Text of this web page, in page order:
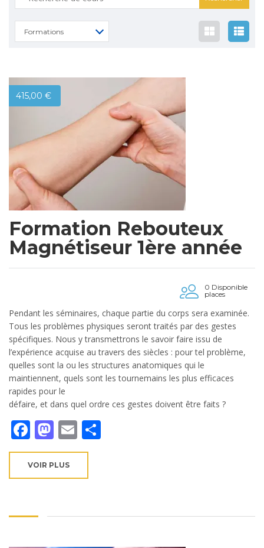
Formations
415,00 €
Formation Rebouteux
Magnétiseur 1ère année
0 Disponible
places
Pendant les séminaires, chaque partie du corps sera examinée.
Tous les problèmes physiques seront traités par des gestes
spécifiques. Nous y transmettrons le savoir faire issu de
l’expérience acquise au travers des siècles : pour tel problème,
quelles sont la ou les structures anatomiques qui le
maintiennent, quels sont les tournemains les plus efficaces
rapides pour le
défaire, et dans quel ordre ces gestes doivent être faits ?
Facebook
Mastodon
Email
VOIR PLUS